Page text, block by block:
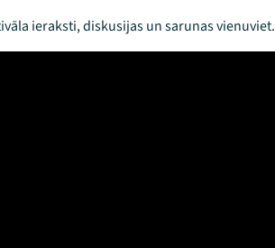
ieraksti, diskusijas un sarunas vienuviet.